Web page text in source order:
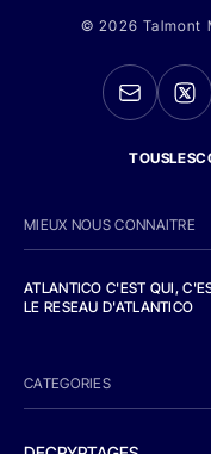
© 2026 Talmont
MIEUX NOUS CONNAITRE
ATLANTICO C'EST QUI,
LE RESEAU D'ATLANTICO
CATEGORIES